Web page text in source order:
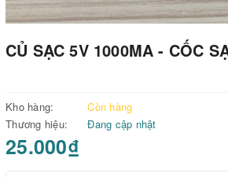
CỦ SẠC 5V 1000MA - CỐC
Kho hàng:
Còn hàng
Thương hiệu:
Đang cập nhật
25.000₫